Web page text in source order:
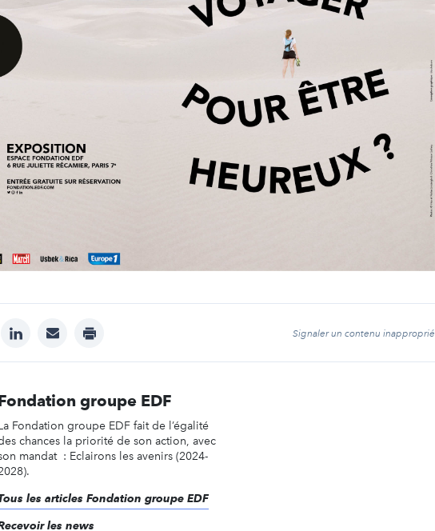
linkedinmail print Signaler un contenu inapproprié
groupe EDF
Fondation groupe EDF fait de l’égalité
chances la priorité de son action, avec
mandat : Eclairons les avenirs (2024-
les articles Fondation groupe EDF
les news